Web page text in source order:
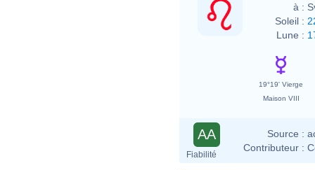
à :
Soleil :
Lune :
19°19' Vierge
Maison VIII
AA
Fiabilité
Source :
Contributeur :